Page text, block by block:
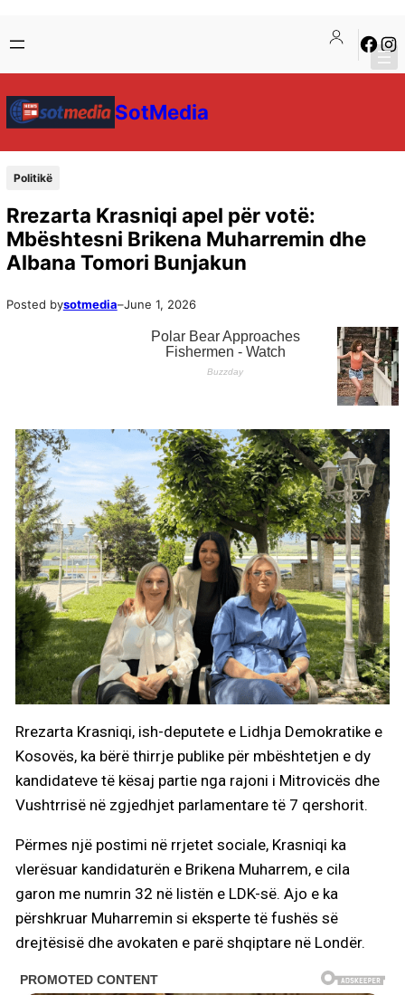
SotMedia
Politikë
Rrezarta Krasniqi apel për votë:
Mbështesni Brikena Muharremin dhe
Albana Tomori Bunjakun
Posted bysotmedia–June 1, 2026
Rrezarta Krasniqi, ish-deputete e Lidhja Demokratike e
Kosovës, ka bërë thirrje publike për mbështetjen e dy
kandidateve të kësaj partie nga rajoni i Mitrovicës dhe
Vushtrrisë në zgjedhjet parlamentare të 7 qershorit.
Përmes një postimi në rrjetet sociale, Krasniqi ka
vlerësuar kandidaturën e Brikena Muharrem, e cila
garon me numrin 32 në listën e LDK-së. Ajo e ka
përshkruar Muharremin si eksperte të fushës së
drejtësisë dhe avokaten e parë shqiptare në Londër.